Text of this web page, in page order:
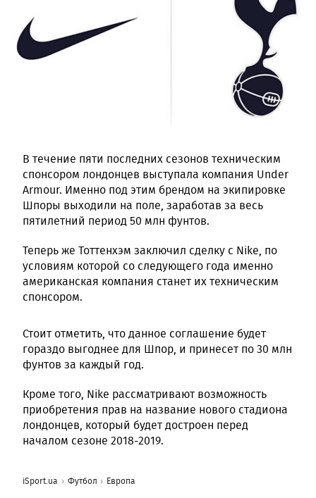
В течение пяти последних сезонов техническим
спонсором лондонцев выступала компания Under
Armour. Именно под этим брендом на экипировке
Шпоры выходили на поле, заработав за весь
пятилетний период 50 млн фунтов.
Теперь же Тоттенхэм заключил сделку с Nike, по
условиям которой со следующего года именно
американская компания станет их техническим
спонсором.
Стоит отметить, что данное соглашение будет
гораздо выгоднее для Шпор, и принесет по 30 млн
фунтов за каждый год.
Кроме того, Nike рассматривают возможность
приобретения прав на название нового стадиона
лондонцев, который будет достроен перед
началом сезоне 2018-2019.
iSport.ua Футбол Европа